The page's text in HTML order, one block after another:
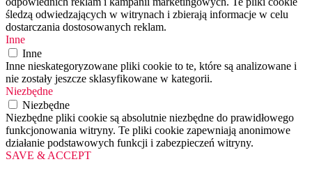
śledzą odwiedzających w witrynach i zbierają informacje w celu
dostarczania dostosowanych reklam.
Inne
Inne
Inne nieskategoryzowane pliki cookie to te, które są analizowane i
nie zostały jeszcze sklasyfikowane w kategorii.
Niezbędne
Niezbędne
Niezbędne pliki cookie są absolutnie niezbędne do prawidłowego
funkcjonowania witryny. Te pliki cookie zapewniają anonimowe
działanie podstawowych funkcji i zabezpieczeń witryny.
SAVE & ACCEPT